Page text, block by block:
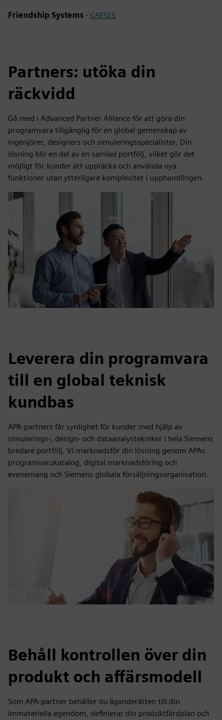
Friendship Systems - CAESES
Partners: utöka din
räckvidd
Gå med i Advanced Partner Alliance för att göra din
programvara tillgänglig för en global gemenskap av
ingenjörer, designers och simuleringsspecialister. Din
lösning blir en del av en samlad portfölj, vilket gör det
möjligt för kunder att upptäcka och använda nya
funktioner utan ytterligare komplexitet i upphandlingen.
Leverera din programvara
till en global teknisk
kundbas
APA-partners får synlighet för kunder med hjälp av
simulerings-, design- och dataanalystekniker i hela Siemens
bredare portfölj. Vi marknadsför din lösning genom APAs
programvarukatalog, digital marknadsföring och
evenemang och Siemens globala försäljningsorganisation.
Behåll kontrollen över din
produkt och affärsmodell
Som APA-partner behåller du äganderätten till din
immateriella egendom, definierar din produktfärdplan och